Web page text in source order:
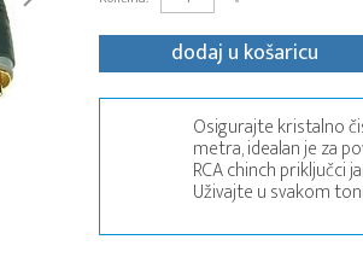
dodaj u košaricu
Osigurajte kristalno
metra, idealan je za
RCA chinch
Uživajte u svakom